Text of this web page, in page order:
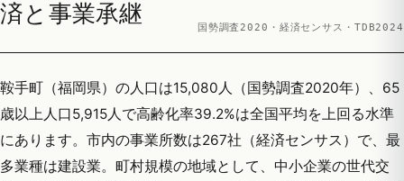
済と事業承継
国勢調査2020・経済センサス・TDB2024
鞍手町（福岡県）の人口は15,080人（国勢調査2020年）、65
歳以上人口5,915人で高齢化率39.2%は全国平均を上回る水準
にあります。市内の事業所数は267社（経済センサス）で、最
多業種は建設業。町村規模の地域として、中小企業の世代交